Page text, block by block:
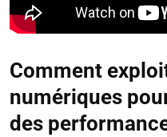
Comment
numériques
des